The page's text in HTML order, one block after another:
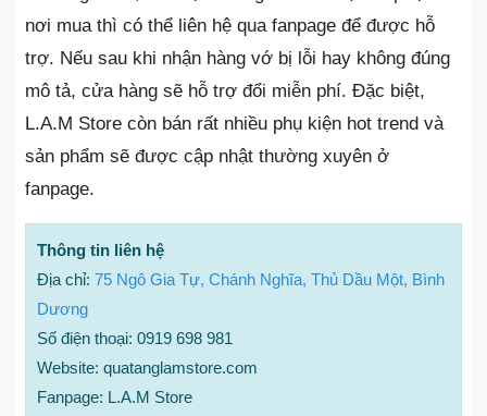
nơi mua thì có thể liên hệ qua fanpage để được hỗ
trợ. Nếu sau khi nhận hàng vớ bị lỗi hay không đúng
mô tả, cửa hàng sẽ hỗ trợ đổi miễn phí. Đặc biệt,
L.A.M Store còn bán rất nhiều phụ kiện hot trend và
sản phẩm sẽ được cập nhật thường xuyên ở
fanpage.
Thông tin liên hệ
Địa chỉ: 75 Ngô Gia Tự, Chánh Nghĩa, Thủ Dầu Một, Bình
Dương
Số điện thoại: 0919 698 981
Website: quatanglamstore.com
Fanpage: L.A.M Store